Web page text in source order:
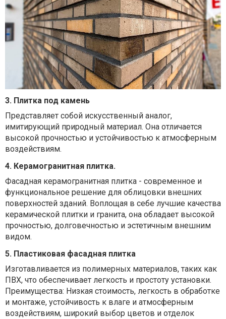
3. Плитка под камень
Представляет собой искусственный аналог,
имитирующий природный материал. Она отличается
высокой прочностью и устойчивостью к атмосферным
воздействиям.
4. Керамогранитная плитка.
Фасадная керамогранитная плитка - современное и
функциональное решение для облицовки внешних
поверхностей зданий. Воплощая в себе лучшие качества
керамической плитки и гранита, она обладает высокой
прочностью, долговечностью и эстетичным внешним
видом.
5. Пластиковая фасадная плитка
Изготавливается из полимерных материалов, таких как
ПВХ, что обеспечивает легкость и простоту установки.
Преимущества: Низкая стоимость, легкость в обработке
и монтаже, устойчивость к влаге и атмосферным
воздействиям, широкий выбор цветов и отделок